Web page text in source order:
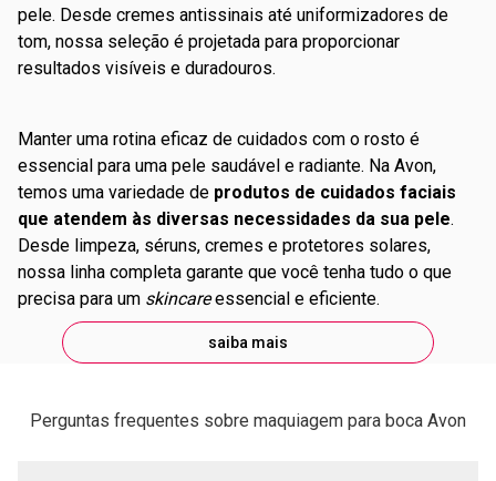
pele. Desde cremes antissinais até uniformizadores de
tom, nossa seleção é projetada para proporcionar
resultados visíveis e duradouros.
Manter uma rotina eficaz de cuidados com o rosto é
essencial para uma pele saudável e radiante. Na Avon,
temos uma variedade de produtos de cuidados faciais
que atendem às diversas necessidades da sua pele.
Desde limpeza, séruns, cremes e protetores solares,
nossa linha completa garante que você tenha tudo o que
precisa para um skincareessencial e eficiente.
saiba mais
realçar os lábios com muita cor e brilho
Perguntas frequentes sobre maquiagem para boca Avon